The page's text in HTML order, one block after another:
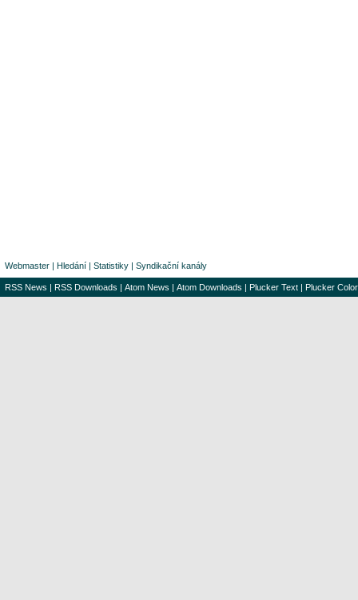
Webmaster | Hledání | Statistiky | Syndikační kanály
RSS News | RSS Downloads | Atom News | Atom Downloads | Plucker Text | Plucker Color